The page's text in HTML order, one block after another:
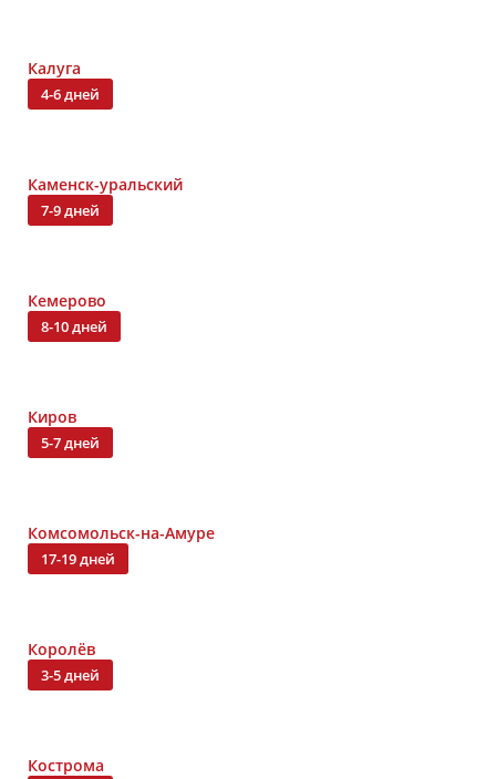
Калуга
4-6 дней
Каменск-уральский
7-9 дней
Кемерово
8-10 дней
Киров
5-7 дней
Комсомольск-на-Амуре
17-19 дней
Королёв
3-5 дней
Кострома